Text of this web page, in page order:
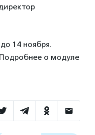
14 ноября.
Подробнее о модуле